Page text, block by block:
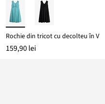
Rochie din tricot cu decolteu în V
159,90 lei